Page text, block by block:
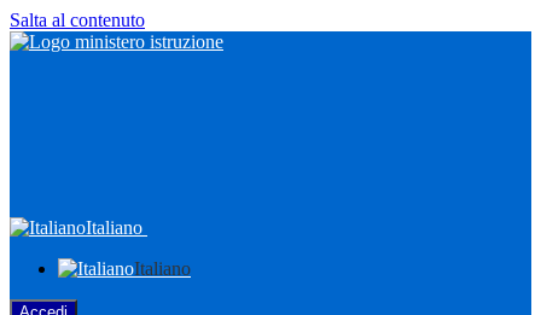
Salta al contenuto
Italiano
Italiano